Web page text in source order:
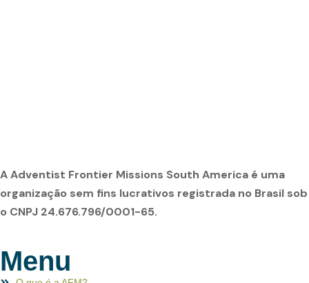
A Adventist Frontier Missions South America é uma
organização sem fins lucrativos registrada no Brasil sob
o CNPJ 24.676.796/0001-65.
Menu